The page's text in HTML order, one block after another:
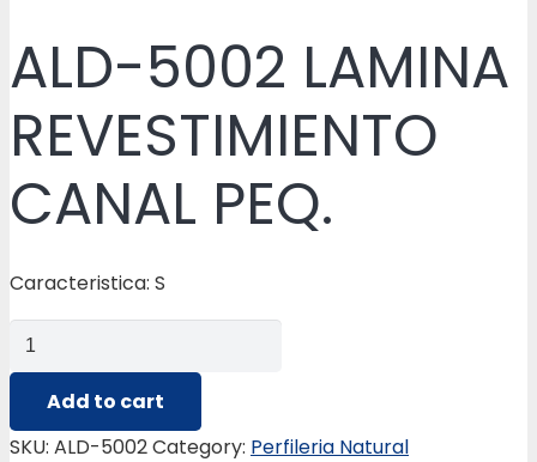
ALD-5002 LAMINA
REVESTIMIENTO
CANAL PEQ.
Caracteristica: S
ALD-
5002
LAMINA
REVESTIMIENTO
Add to cart
SKU: ALD-5002Category: Perfileria Natural